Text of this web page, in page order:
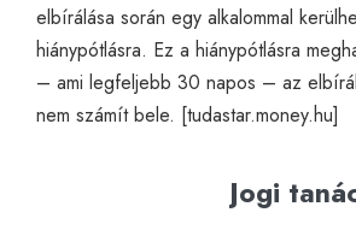
elbírálása során egy alkalommal
hiánypótlásra. Ez a hiánypótlásra
– ami legfeljebb 30 napos – az
nem számít bele. [tudastar.money.hu]
Jogi